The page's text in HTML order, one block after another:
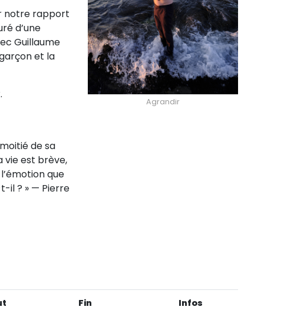
notre rapport
d’une
Guillaume
et la
de sa
vie est brève,
que
il ? » — Pierre
Agrandir
Fin Infos